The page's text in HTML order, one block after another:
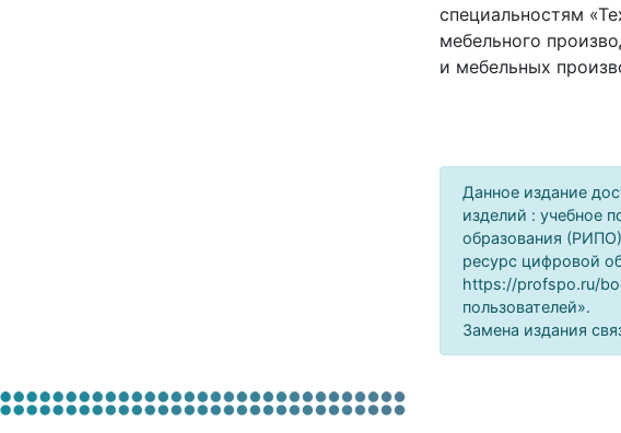
специальностям
мебельного
и мебельных
Данное издание
изделий : учебное
образования
ресурс цифровой
https://profspo.ru/
пользователей».
Замена издания